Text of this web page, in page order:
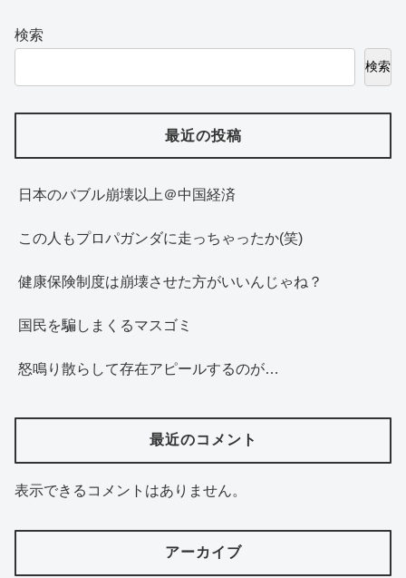
検索
検索
最近の投稿
日本のバブル崩壊以上＠中国経済
この人もプロパガンダに走っちゃったか(笑)
健康保険制度は崩壊させた方がいいんじゃね？
国民を騙しまくるマスゴミ
怒鳴り散らして存在アピールするのが…
最近のコメント
表示できるコメントはありません。
アーカイブ